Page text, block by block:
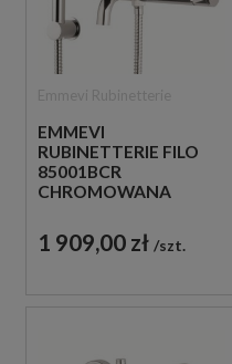
EMMEVI
RUBINETTERIE FILO
85001BCR
CHROMOWANA
WANNOWA
1 909,00 zł szt.